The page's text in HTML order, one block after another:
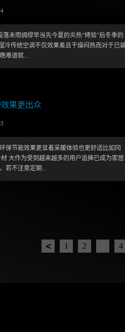
未雨绸缪早当先今夏的炎热“烤验”后冬季的
冷传统空调不仅效果差且干燥闷热而对于已
难道就...
气片这个取暖神器但不少人对暖气片还不太
明装暖气系统？明装采暖系统是一种暖气片
散热器以及阀门配件形成供暖系统。明装暖
安装暖气片就可以实现全屋供暖和生活热
改变结构，最快一天可完工，即装即用，而
装修风格来匹配，实现美观整洁的效果。明
住的老房是最经济、最有效、最方便、最实
中必备可不少南方人对明装暖气还是抱有诸
且空气对流不均匀，热空气上升，制热效果
屋散热，制热更加温和，让人如晒太阳一般
速度快，开启不到10分钟就开始散发热量，
效率很高。所以，无论是舒适度还是制热效
果更出众
保节能效果更显着采暖体验也更舒适比如冈
大作为受到越来越多的用户追捧已成为家居
若不注意定期...
会大打折扣。一般壁挂炉保养大致包括表面
查等方面，冷凝式壁挂炉由于系统更为复
冷凝壁挂炉保养需要特别注意哪些？今天小
清理目前，主流冷凝壁挂炉的主热交换器可分
器，不同换热器的清理方式不同，所用的清
组件，检查冷凝壁挂炉的热交换器内部是否
1 2 3 4